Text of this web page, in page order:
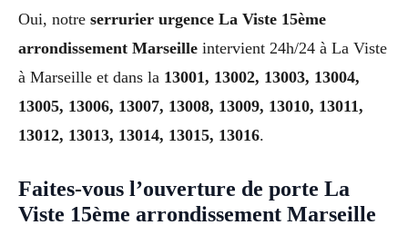
Oui, notre serrurier urgence La Viste 15ème
arrondissement Marseille intervient 24h/24 à La Viste
à Marseille et dans la 13001, 13002, 13003, 13004,
13005, 13006, 13007, 13008, 13009, 13010, 13011,
13012, 13013, 13014, 13015, 13016.
Faites-vous l’ouverture de porte La
Viste 15ème arrondissement Marseille